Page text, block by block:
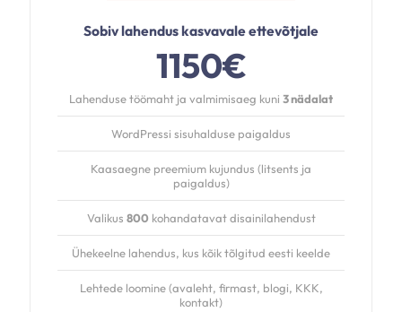
Sobiv lahendus kasvavale ettevõtjale
1150€
Lahenduse töömaht ja valmimisaeg kuni 3 nädalat
WordPressi sisuhalduse paigaldus
Kaasaegne preemium kujundus (litsents ja
paigaldus)
Valikus 800 kohandatavat disainilahendust
Ühekeelne lahendus, kus kõik tõlgitud eesti keelde
Lehtede loomine (avaleht, firmast, blogi, KKK,
kontakt)